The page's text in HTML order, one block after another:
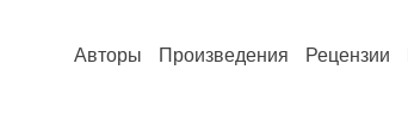
Авторы Произведения Рецензии